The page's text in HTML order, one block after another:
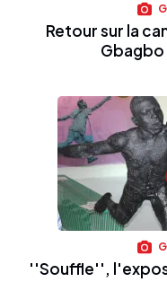
Retour sur la
Gbagbo
''Souffle'',